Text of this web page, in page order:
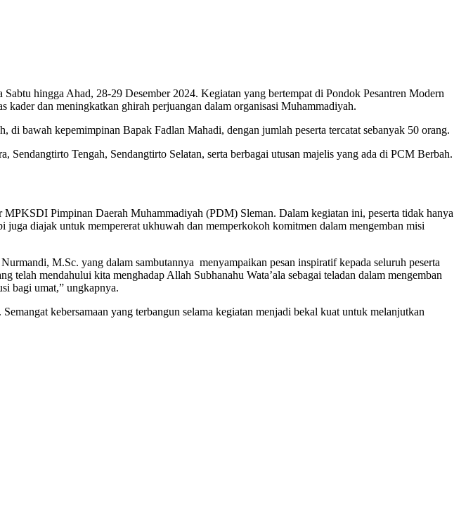
hingga Ahad, 28-29 Desember 2024. Kegiatan yang bertempat di Pondok Pesantren Modern
dan meningkatkan ghirah perjuangan dalam organisasi Muhammadiyah.
bawah kepemimpinan Bapak Fadlan Mahadi, dengan jumlah peserta tercatat sebanyak 50 orang.
Tengah, Sendangtirto Selatan, serta berbagai utusan majelis yang ada di PCM Berbah.
Pimpinan Daerah Muhammadiyah (PDM) Sleman. Dalam kegiatan ini, peserta tidak hanya
diajak untuk mempererat ukhuwah dan memperkokoh komitmen dalam mengemban misi
M.Sc. yang dalam sambutannya menyampaikan pesan inspiratif kepada seluruh peserta
telah mendahului kita menghadap Allah Subhanahu Wata’ala sebagai teladan dalam mengemban
bagi umat,” ungkapnya.
kebersamaan yang terbangun selama kegiatan menjadi bekal kuat untuk melanjutkan